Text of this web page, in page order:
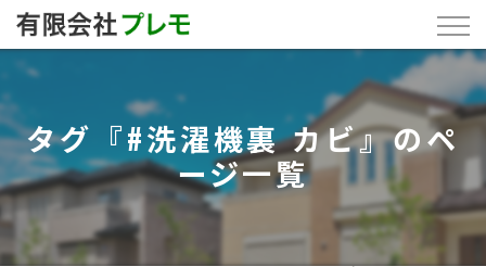
タグ『#洗濯機裏 カビ』のペ
ージ一覧